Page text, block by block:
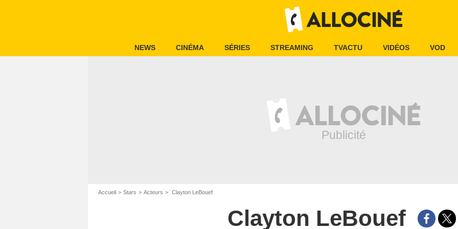
NEWS CINÉMA SÉRIES STREAMING TVACTU VIDÉOS VOD
Accueil Stars Acteurs Clayton LeBouef
Clayton LeBouef